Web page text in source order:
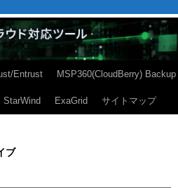
Entrust MSP360(CloudBerry) Backup
StarWind ExaGrid サイトマップ
ブ